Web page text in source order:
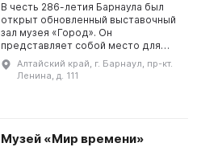
В честь 286-летия Барнаула был
открыт обновленный выставочный
зал музея «Город». Он
представляет собой место для
творческого развития детей и
взрослых, а талантливая молодежь
сможет претворить в жизнь...
Алтайский край, г. Барнаул, пр-кт.
Ленина, д. 111
Музей «Мир времени»